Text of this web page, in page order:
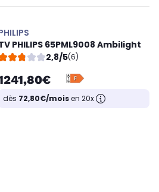
PHILIPS 65PML9008 Ambilight
2,8/5(6)
dès 72,80€/moisen 20x